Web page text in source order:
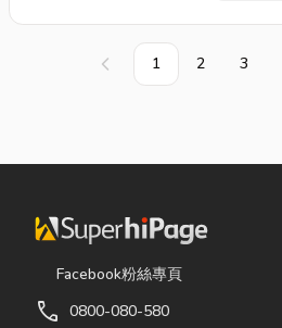
上一頁 1 2 3
Facebook粉絲專頁
call 0800-080-580